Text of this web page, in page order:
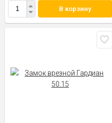
В корзину